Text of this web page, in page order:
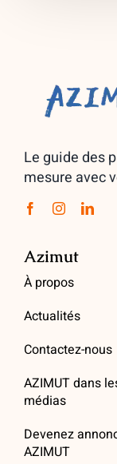
Le guide des
mesure avec
Azimut
À propos
Actualités
Contactez-nous
AZIMUT dans
médias
Devenez
AZIMUT